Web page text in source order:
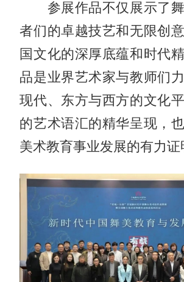
参展作品不仅展示了舞
者们的卓越技艺和无限创
国文化的深厚底蕴和时代
品是业界艺术家与教师们
现代、东方与西方的文化
的艺术语汇的精华呈现，
美术教育事业发展的有力证